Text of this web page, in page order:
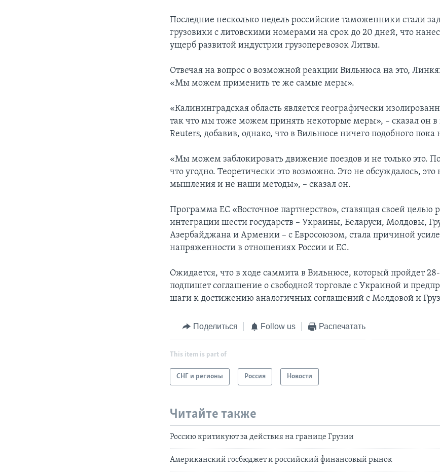
Последние несколько недель российские таможенники стали
грузовики с литовскими номерами на срок до 20 дней, что
ущерб развитой индустрии грузоперевозок Литвы.
Отвечая на вопрос о возможной реакции Вильнюса на это,
«Мы можем применить те же самые меры».
«Калининградская область является географически
так что мы тоже можем принять некоторые меры», – сказал он
Reuters, добавив, однако, что в Вильнюсе ничего подобного пока
«Мы можем заблокировать движение поездов и не только это.
что угодно. Теоретически это возможно. Это не обсуждалось,
мышления и не наши методы», – сказал он.
Программа ЕС «Восточное партнерство», ставящая своей целью
интеграции шести государств – Украины, Беларуси, Молдовы,
Азербайджана и Армении – с Евросоюзом, стала причиной
напряженности в отношениях России и ЕС.
Ожидается, что в ходе саммита в Вильнюсе, который пройдет
подпишет соглашение о свободной торговле с Украиной и
шаги к достижению аналогичных соглашений с Молдовой и
Поделиться Follow us Распечатать
This item is part of
СНГ и регионы Россия Новости
Читайте также
Россию критикуют за действия на границе Грузии
Американский госбюджет и российский финансовый рынок